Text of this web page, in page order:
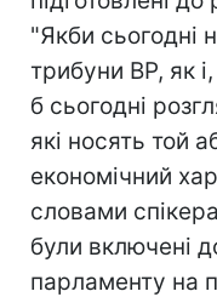
"Якби сьогодні
трибуни ВР, як
б сьогодні
які носять той
економічний
словами
були включені
парламенту на